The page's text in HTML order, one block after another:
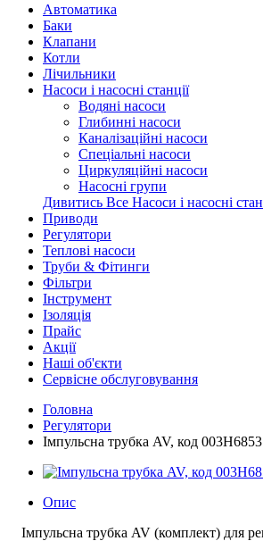
Автоматика
Баки
Клапани
Котли
Лічильники
Насоси і насосні станції
Водяні насоси
Глибинні насоси
Каналізаційні насоси
Спеціальні насоси
Циркуляційні насоси
Насосні групи
Дивитись Все Насоси і насосні
Приводи
Регулятори
Теплові насоси
Труби & Фітинги
Фільтри
Інструмент
Ізоляція
Прайс
Акції
Наші об'єкти
Сервісне обслуговування
Головна
Регулятори
Імпульсна трубка AV, код 003H6853
Опис
Імпульсна трубка AV (комплект) для